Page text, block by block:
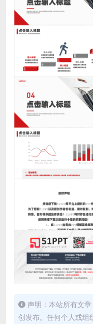
声明：本站所有文
创发布。任何个人或组